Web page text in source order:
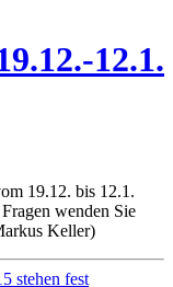
12.1.
19.12. bis 12.1.
wenden Sie
Keller)
stehen fest